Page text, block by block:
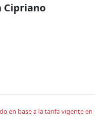
Cipriano
en base a la tarifa vigente en